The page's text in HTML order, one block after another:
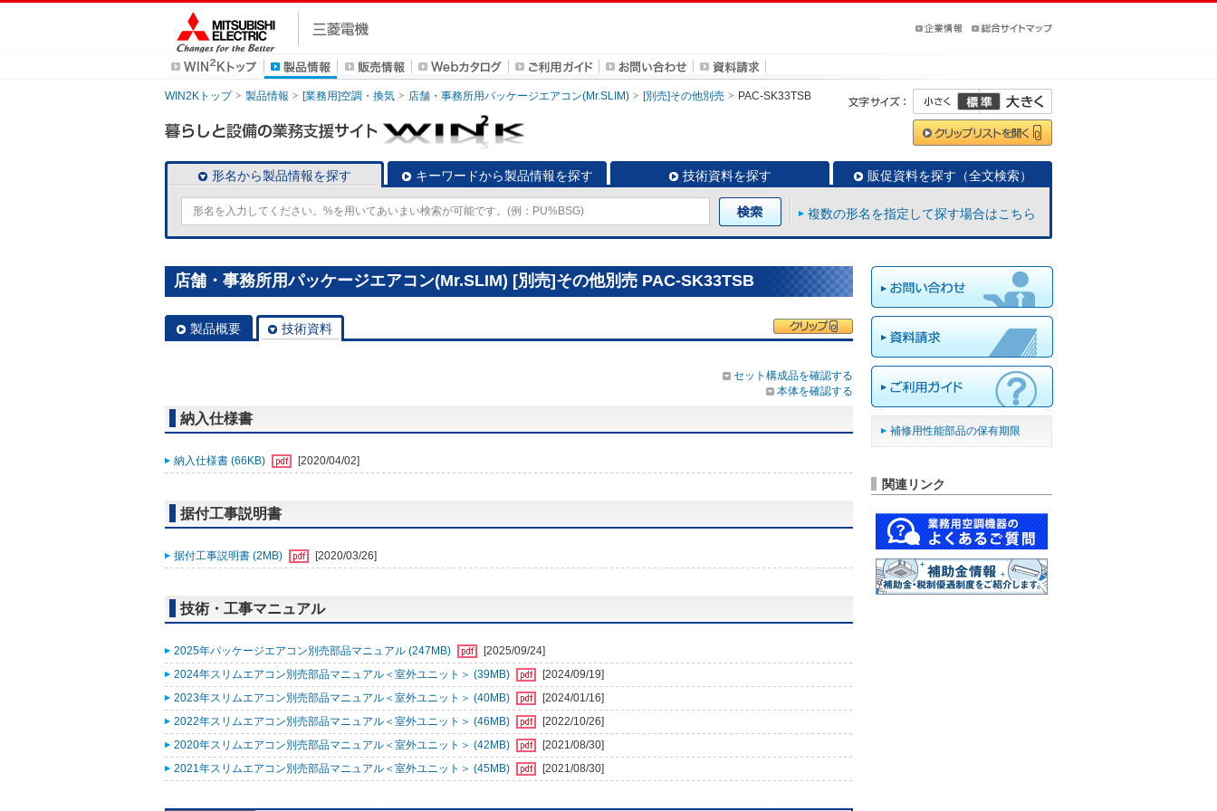
WIN2Kトップ 製品情報 [業務用]空調・換気 店舗・事務所用パッケージエアコン(Mr.SLIM) [別売]その他別売 PAC-SK33TSB
形名から製品情報を探す キーワードから製品情報を探す 技術資料を探す 販促資料を探す（全文検索）
複数の形名を指定して探す場合はこちら
店舗・事務所用パッケージエアコン(Mr.SLIM) [別売]その他別売 PAC-SK33TSB
製品概要 技術資料
セット構成品を確認する
本体を確認する
納入仕様書
納入仕様書 (66KB) [2020/04/02]
据付工事説明書
据付工事説明書 (2MB) [2020/03/26]
技術・工事マニュアル
2025年パッケージエアコン別売部品マニュアル (247MB)
[2025/09/24]
2024年スリムエアコン別売部品マニュアル＜室外ユニット＞ (39MB)
[2024/09/19]
2023年スリムエアコン別売部品マニュアル＜室外ユニット＞ (40MB)
[2024/01/16]
2022年スリムエアコン別売部品マニュアル＜室外ユニット＞ (46MB)
[2022/10/26]
2020年スリムエアコン別売部品マニュアル＜室外ユニット＞ (42MB)
[2021/08/30]
2021年スリムエアコン別売部品マニュアル＜室外ユニット＞ (45MB)
[2021/08/30]
補修用性能部品の保有期限
関連リンク